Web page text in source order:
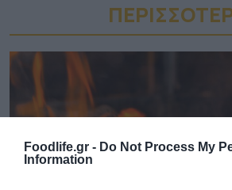
Foodlife.gr - Do Not Process My
Information